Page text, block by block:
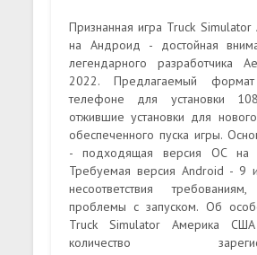
Признанная игра Truck
на Андроид - достойная
легендарного разработчика
2022. Предлагаемый
телефоне для установки
отжившие установки для
обеспеченного пуска игры.
- подходящая версия ОС на
Требуемая версия Android - 9
несоответствия
проблемы с запуском. Об
Truck Simulator Америка США
количество